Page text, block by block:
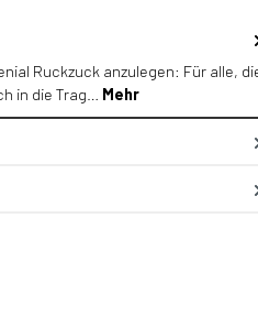
Ruckzuck anzulegen: Für alle,
in die Trag… Mehr